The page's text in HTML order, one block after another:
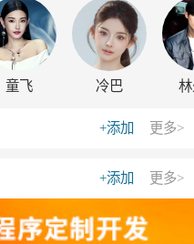
童飞 冷巴
更多>
+添加
更多>
+添加